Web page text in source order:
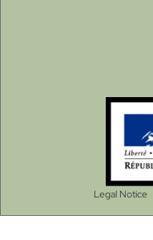
Legal Notice